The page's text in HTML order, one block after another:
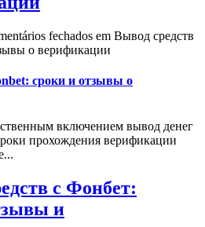
fechados em Вывод средств
о верификации
сроки и отзывы о
включением вывод денег
прохождения верификации
с Фонбет:
и